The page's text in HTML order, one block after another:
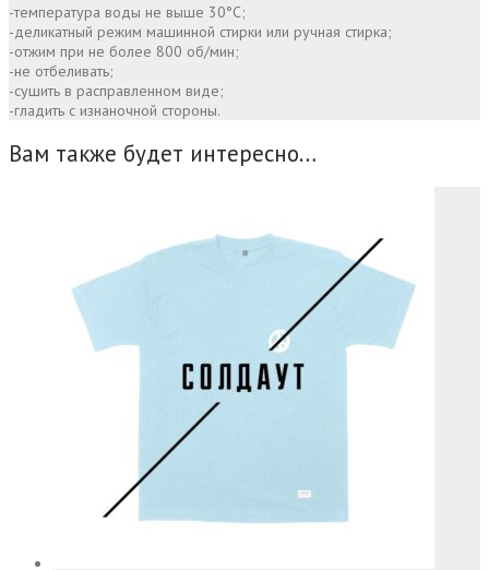
-температура воды не выше 30°С;
-деликатный режим машинной стирки или ручная стирка;
-отжим при не более 800 об/мин;
-не отбеливать;
-сушить в расправленном виде;
-гладить с изнаночной стороны.
Вам также будет интересно…